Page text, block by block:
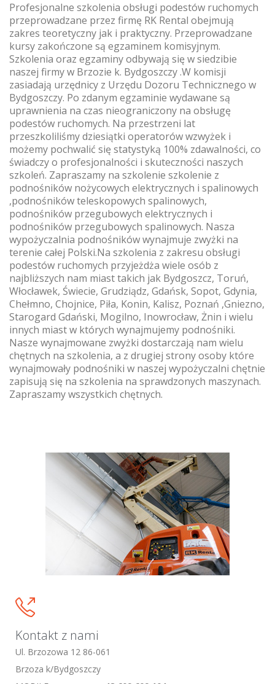
Profesjonalne szkolenia obsługi podestów ruchomych
przeprowadzane przez firmę RK Rental obejmują
zakres teoretyczny jak i praktyczny. Przeprowadzane
kursy zakończone są egzaminem komisyjnym.
Szkolenia oraz egzaminy odbywają się w siedzibie
naszej firmy w Brzozie k. Bydgoszczy .W komisji
zasiadają urzędnicy z Urzędu Dozoru Technicznego w
Bydgoszczy. Po zdanym egzaminie wydawane są
uprawnienia na czas nieograniczony na obsługę
podestów ruchomych. Na przestrzeni lat
przeszkoliliśmy dziesiątki operatorów wzwyżek i
możemy pochwalić się statystyką 100% zdawalności, co
świadczy o profesjonalności i skuteczności naszych
szkoleń. Zapraszamy na szkolenie szkolenie z
podnośników nożycowych elektrycznych i spalinowych
,podnośników teleskopowych spalinowych,
podnośników przegubowych elektrycznych i
podnośników przegubowych spalinowych. Nasza
wypożyczalnia podnośników wynajmuje zwyżki na
terenie całej Polski.Na szkolenia z zakresu obsługi
podestów ruchomych przyjeżdża wiele osób z
najbliższych nam miast takich jak Bydgoszcz, Toruń,
Włocławek, Świecie, Grudziądz, Gdańsk, Sopot, Gdynia,
Chełmno, Chojnice, Piła, Konin, Kalisz, Poznań ,Gniezno,
Starogard Gdański, Mogilno, Inowrocław, Żnin i wielu
innych miast w których wynajmujemy podnośniki.
Nasze wynajmowane zwyżki dostarczają nam wielu
chętnych na szkolenia, a z drugiej strony osoby które
wynajmowały podnośniki w naszej wypożyczalni chętnie
zapisują się na szkolenia na sprawdzonych maszynach.
Zapraszamy wszystkich chętnych.

Kontakt z nami
Ul. Brzozowa 12 86-061
Brzoza k/Bydgoszczy